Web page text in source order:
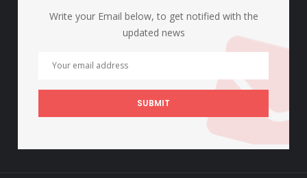
Write your Email below, to get notified with the
updated news
SUBMIT